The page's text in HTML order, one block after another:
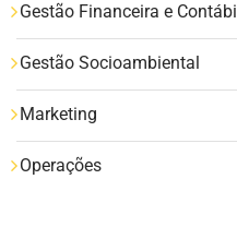
Gestão Financeira e Contábil
Gestão Socioambiental
Marketing
Operações